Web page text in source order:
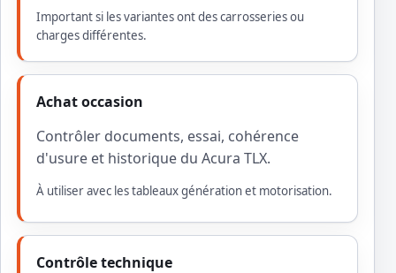
Important si les variantes ont des carrosseries ou
charges différentes.
Achat occasion
Contrôler documents, essai, cohérence
d'usure et historique du Acura TLX.
À utiliser avec les tableaux génération et motorisation.
Contrôle technique